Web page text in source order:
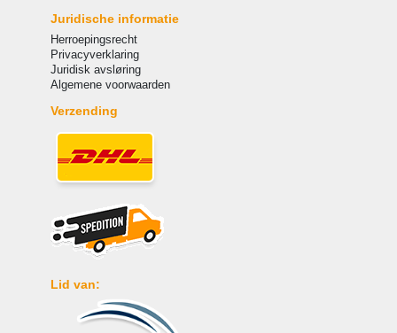
Juridische informatie
Herroepingsrecht
Privacyverklaring
Juridisk avsløring
Algemene voorwaarden
Verzending
Lid van: